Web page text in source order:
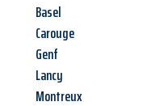
Basel
Carouge
Genf
Lancy
Montreux